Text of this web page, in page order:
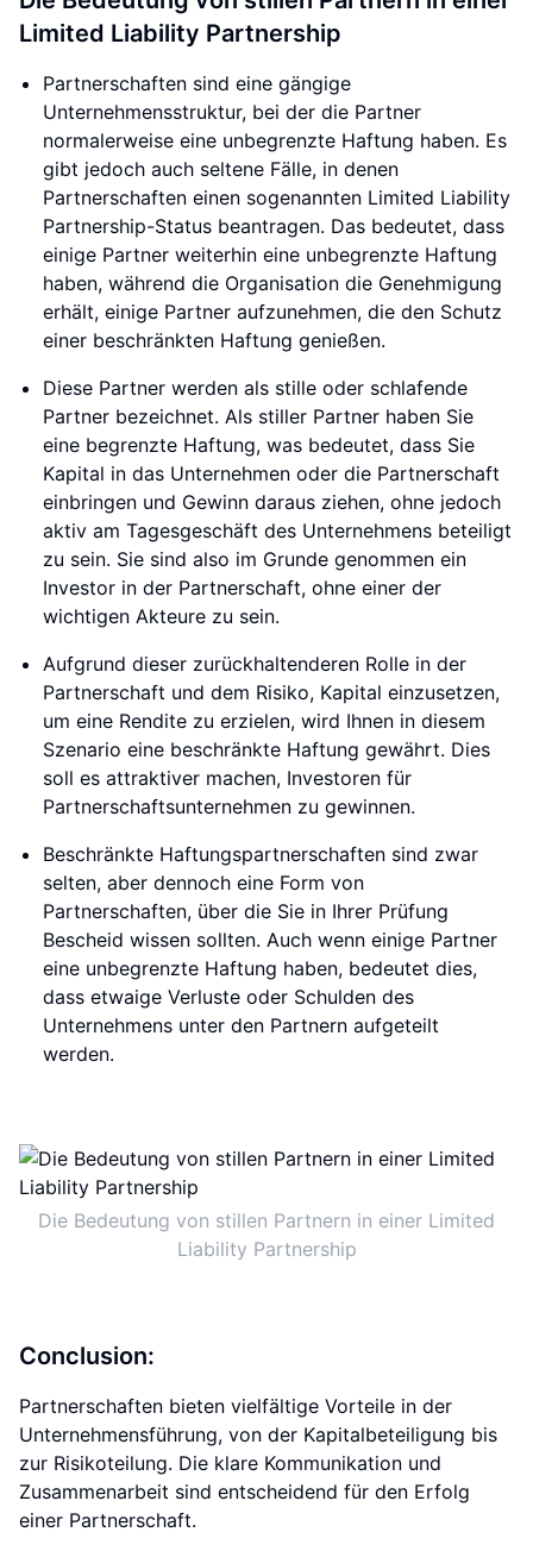
Limited Liability Partnership
Partnerschaften sind eine gängige
Unternehmensstruktur, bei der die Partner
normalerweise eine unbegrenzte Haftung haben. Es
gibt jedoch auch seltene Fälle, in denen
Partnerschaften einen sogenannten Limited Liability
Partnership-Status beantragen. Das bedeutet, dass
einige Partner weiterhin eine unbegrenzte Haftung
haben, während die Organisation die Genehmigung
erhält, einige Partner aufzunehmen, die den Schutz
einer beschränkten Haftung genießen.
Diese Partner werden als stille oder schlafende
Partner bezeichnet. Als stiller Partner haben Sie
eine begrenzte Haftung, was bedeutet, dass Sie
Kapital in das Unternehmen oder die Partnerschaft
einbringen und Gewinn daraus ziehen, ohne jedoch
aktiv am Tagesgeschäft des Unternehmens beteiligt
zu sein. Sie sind also im Grunde genommen ein
Investor in der Partnerschaft, ohne einer der
wichtigen Akteure zu sein.
Aufgrund dieser zurückhaltenderen Rolle in der
Partnerschaft und dem Risiko, Kapital einzusetzen,
um eine Rendite zu erzielen, wird Ihnen in diesem
Szenario eine beschränkte Haftung gewährt. Dies
soll es attraktiver machen, Investoren für
Partnerschaftsunternehmen zu gewinnen.
Beschränkte Haftungspartnerschaften sind zwar
selten, aber dennoch eine Form von
Partnerschaften, über die Sie in Ihrer Prüfung
Bescheid wissen sollten. Auch wenn einige Partner
eine unbegrenzte Haftung haben, bedeutet dies,
dass etwaige Verluste oder Schulden des
Unternehmens unter den Partnern aufgeteilt
werden.
Die Bedeutung von stillen Partnern in einer Limited
Liability Partnership
Conclusion:
Partnerschaften bieten vielfältige Vorteile in der
Unternehmensführung, von der Kapitalbeteiligung bis
zur Risikoteilung. Die klare Kommunikation und
Zusammenarbeit sind entscheidend für den Erfolg
einer Partnerschaft.